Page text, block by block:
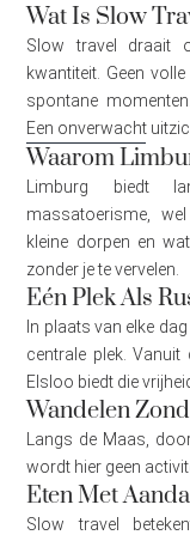
Wat Is Slow
Slow travel draait
kwantiteit. Geen
spontane
Een onverwacht
Waarom
Limburg biedt
massatoerisme,
kleine dorpen en
zonder je te vervelen.
Eén Plek Als
In plaats van elke
centrale plek.
Elsloo biedt die
Wandelen
Langs de Maas,
wordt hier geen
Eten Met
Slow travel